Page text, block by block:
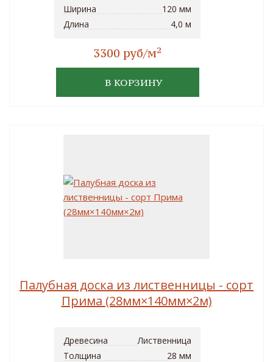
Ширина
120 мм
Длина
4,0 м
3300 руб/м2
В КОРЗИНУ
Палубная доска из лиственницы - сорт
Прима (28мм×140мм×2м)
Древесина
Лиственница
Толщина
28 мм